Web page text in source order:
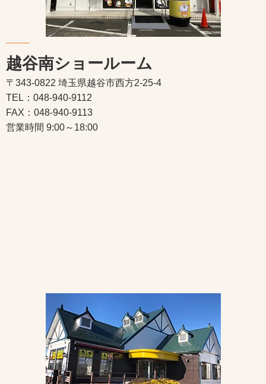
越谷南ショールーム
〒343-0822 埼玉県越谷市西方2-25-4
TEL：048-940-9112
FAX：048-940-9113
営業時間 9:00～18:00